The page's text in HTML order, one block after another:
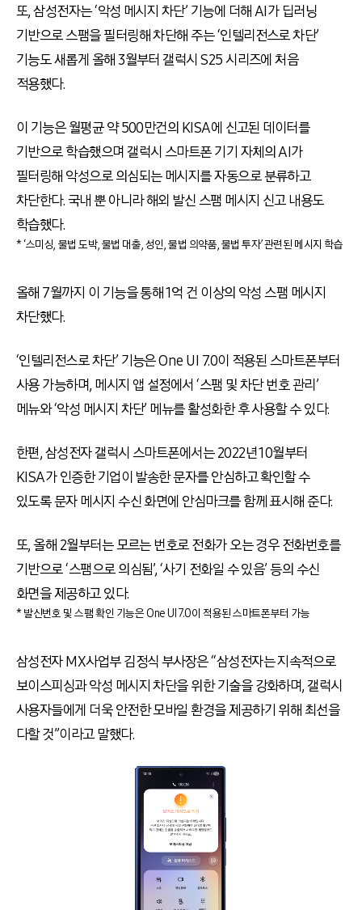
또, 삼성전자는 ‘악성 메시지 차단’ 기능에 더해 AI가 딥러닝
기반으로 스팸을 필터링해 차단해 주는 ‘인텔리전스로 차단’
기능도 새롭게 올해 3월부터 갤럭시 S25 시리즈에 처음
적용했다.
이 기능은 월평균 약 500만건의 KISA에 신고된 데이터를
기반으로 학습했으며 갤럭시 스마트폰 기기 자체의 AI가
필터링해 악성으로 의심되는 메시지를 자동으로 분류하고
차단한다. 국내 뿐 아니라 해외 발신 스팸 메시지 신고 내용도
학습했다.
* ‘스미싱, 불법 도박, 불법 대출, 성인, 불법 의약품, 불법 투자’ 관련된 메시지 학습
올해 7월까지 이 기능을 통해 1억 건 이상의 악성 스팸 메시지
차단했다.
‘인텔리전스로 차단’ 기능은 One UI 7.0이 적용된 스마트폰부터
사용 가능하며, 메시지 앱 설정에서 ‘스팸 및 차단 번호 관리’
메뉴와 ‘악성 메시지 차단’ 메뉴를 활성화한 후 사용할 수 있다.
한편, 삼성전자 갤럭시 스마트폰에서는 2022년 10월부터
KISA가 인증한 기업이 발송한 문자를 안심하고 확인할 수
있도록 문자 메시지 수신 화면에 안심마크를 함께 표시해 준다.
또, 올해 2월부터는 모르는 번호로 전화가 오는 경우 전화번호를
기반으로 ‘스팸으로 의심됨’, ‘사기 전화일 수 있음’ 등의 수신
화면을 제공하고 있다.
* 발신번호 및 스팸 확인 기능은 One UI 7.0이 적용된 스마트폰부터 가능
삼성전자 MX사업부 김정식 부사장은 “삼성전자는 지속적으로
보이스피싱과 악성 메시지 차단을 위한 기술을 강화하며, 갤럭시
사용자들에게 더욱 안전한 모바일 환경을 제공하기 위해 최선을
다할 것”이라고 말했다.